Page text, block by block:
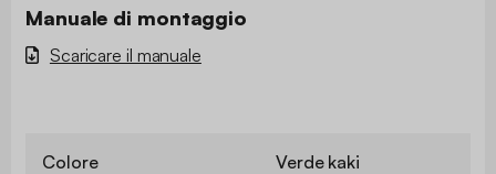
Manuale di montaggio
Scaricare il manuale
Colore Verde kaki